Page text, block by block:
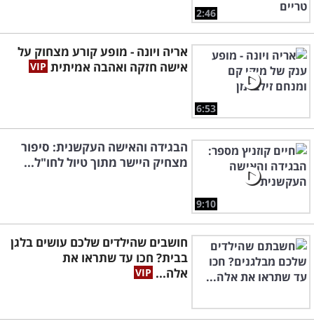
2:46
6:53
אריה ויונה - מופע קורע מצחוק על
אישה חזקה ואהבה אמיתית
9:10
הבגידה והאישה העקשנית: סיפור
מצחיק היישר מתוך טיול לחו"ל...
חושבים שהילדים שלכם עושים בלגן
בבית? חכו עד שתראו את
אלה...